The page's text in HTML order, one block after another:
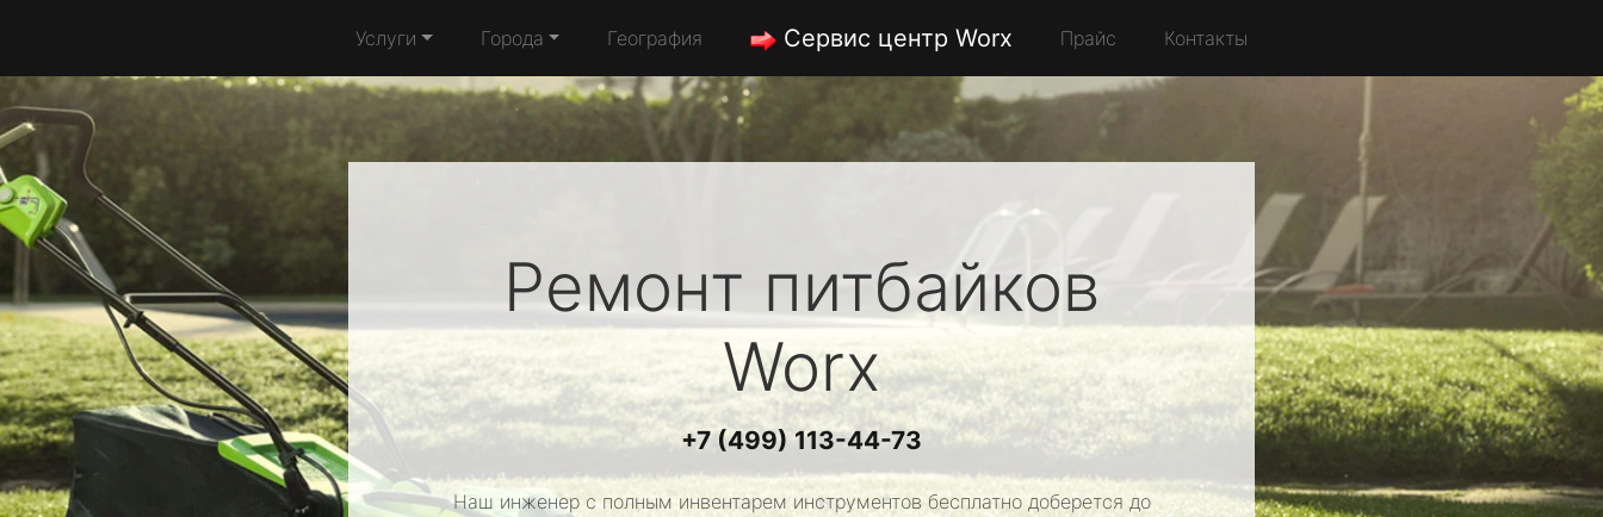
Услуги Города География Сервис центр Worx Прайс Контакты
Ремонт питбайков
Worx
+7 (499) 113-44-73
Наш инженер с полным инвентарем инструментов бесплатно доберется до